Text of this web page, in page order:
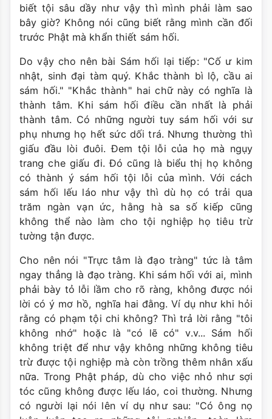
biết tội sâu dầy như vậy thì mình phải làm sao
bây giờ? Không nói cũng biết rằng mình cần đối
trước Phật mà khẩn thiết sám hối.
Do vậy cho nên bài Sám hối lại tiếp: "Cố ư kim
nhật, sinh đại tàm quý. Khắc thành bì lộ, cầu ai
sám hối." "Khắc thành" hai chữ này có nghĩa là
thành tâm. Khi sám hối điều cần nhất là phải
thành tâm. Có những người tuy sám hối với sư
phụ nhưng họ hết sức dối trá. Nhưng thường thì
giấu đầu lòi đuôi. Ðem tội lỗi của họ mà ngụy
trang che giấu đi. Ðó cũng là biểu thị họ không
có thành ý sám hối tội lỗi của mình. Với cách
sám hối lếu láo như vậy thì dù họ có trải qua
trăm ngàn vạn ức, hằng hà sa số kiếp cũng
không thể nào làm cho tội nghiệp họ tiêu trừ
tường tận được.
Cho nên nói "Trực tâm là đạo tràng" tức là tâm
ngay thẳng là đạo tràng. Khi sám hối với ai, mình
phải bày tỏ lỗi lầm cho rõ ràng, không được nói
lời có ý mơ hồ, nghĩa hai đằng. Ví dụ như khi hỏi
rằng có phạm tội chi không? Thì trả lời rằng "tôi
không nhớ" hoặc là "có lẽ có" v.v... Sám hối
không triệt để như vậy không những không tiêu
trừ được tội nghiệp mà còn trồng thêm nhân xấu
nữa. Trong Phật pháp, dù cho việc nhỏ như sợi
tóc cũng không được lếu láo, coi thường. Nhưng
có người lại nói lên ví dụ như sau: "Có ông nọ